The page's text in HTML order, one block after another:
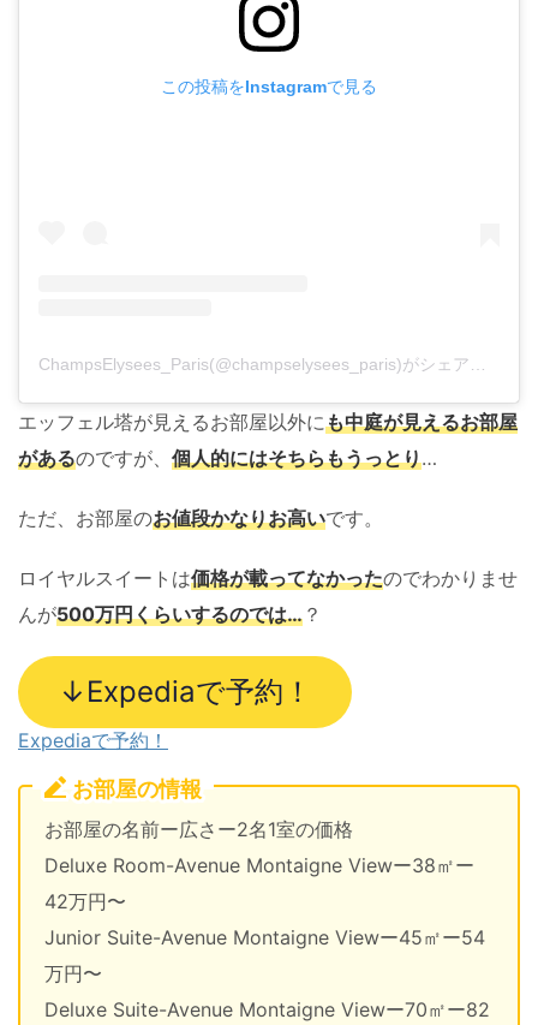
この投稿をInstagramで見る
エッフェル塔が見えるお部屋以外にも中庭が見えるお部屋
があるのですが、 個人的にはそちらもうっとり…
ただ、お部屋のお値段かなりお高いです。
ロイヤルスイートは価格が載ってなかったのでわかりませ
んが500万円くらいするのでは… ？
↓Expediaで予約！
Expediaで予約！
お部屋の情報
お部屋の名前ー広さー2名1室の価格
Deluxe Room-Avenue Montaigne Viewー38㎡ー
42万円〜
Junior Suite-Avenue Montaigne Viewー45㎡ー54
万円〜
Deluxe Suite-Avenue Montaigne Viewー70㎡ー82